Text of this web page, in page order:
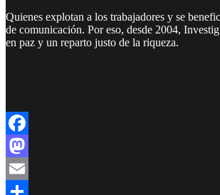
Quienes explotan a los trabajadores y se
de comunicación. Por eso, desde 2004,
en paz y un reparto justo de la riqueza.
Facebook
Mastodon
Email